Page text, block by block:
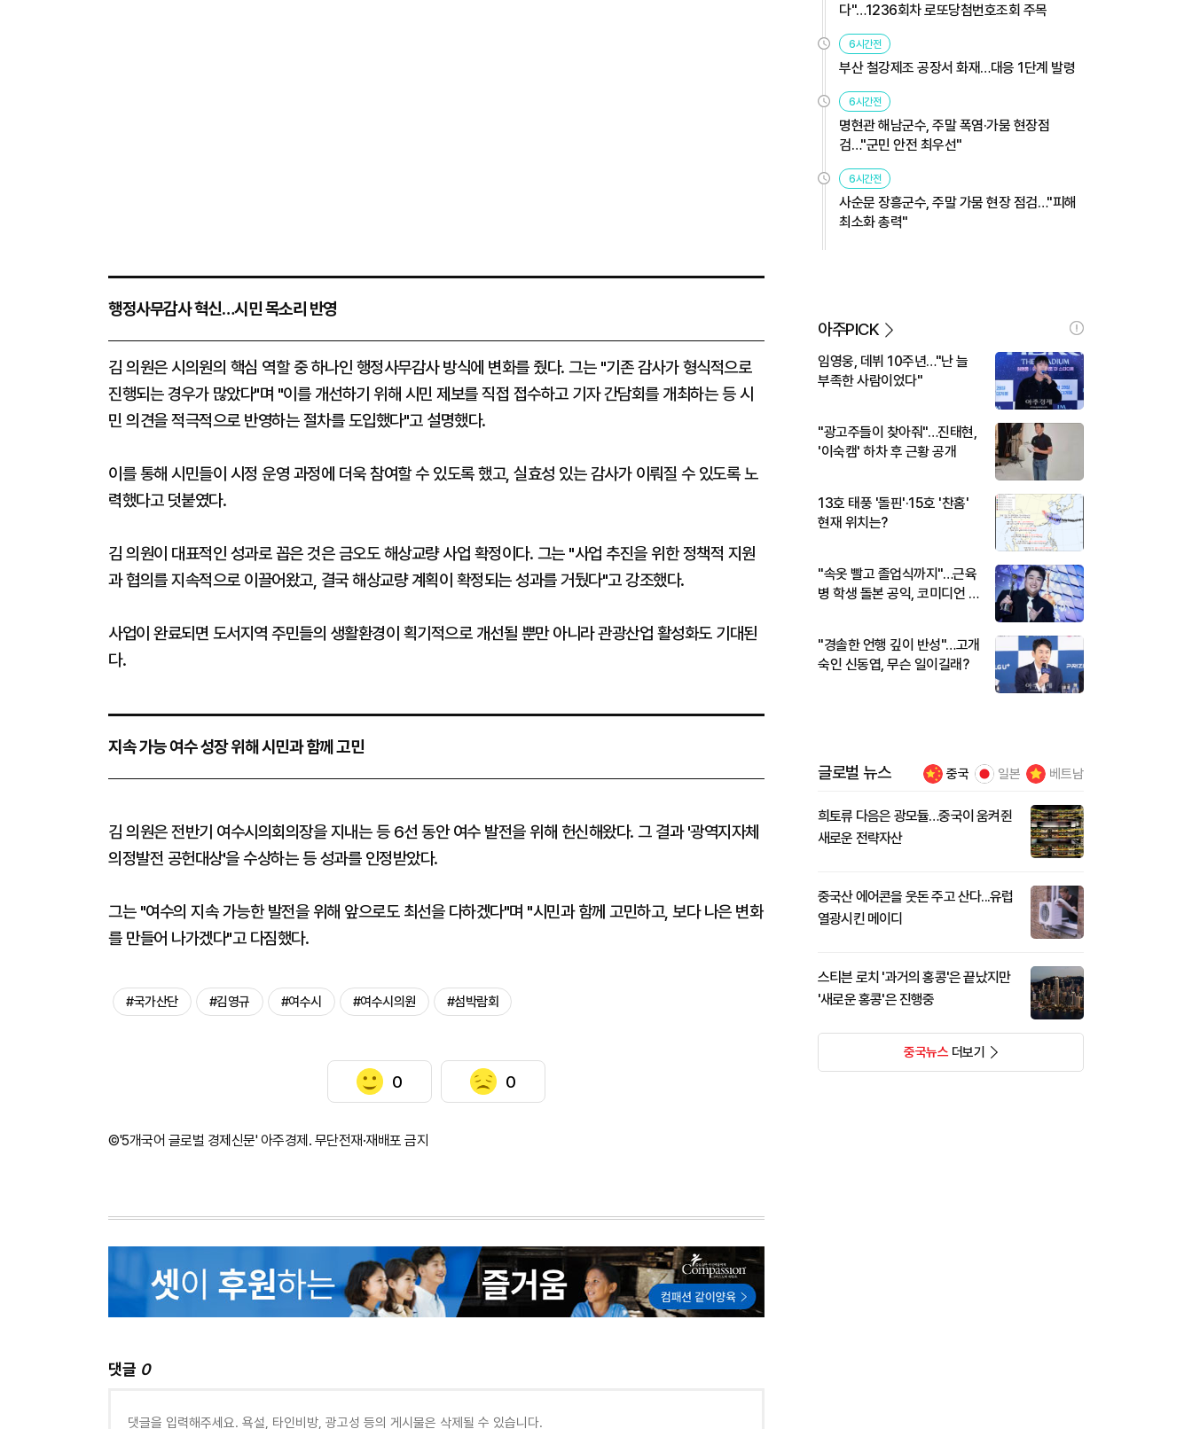
행정사무감사 혁신…시민 목소리 반영
김 의원은 시의원의 핵심 역할 중 하나인 행정사무감사 방식에 변화를 줬다. 그는 "기존 감사가 형식적으로
진행되는 경우가 많았다"며 "이를 개선하기 위해 시민 제보를 직접 접수하고 기자 간담회를 개최하는 등 시
민 의견을 적극적으로 반영하는 절차를 도입했다"고 설명했다.
이를 통해 시민들이 시정 운영 과정에 더욱 참여할 수 있도록 했고, 실효성 있는 감사가 이뤄질 수 있도록 노
력했다고 덧붙였다.
김 의원이 대표적인 성과로 꼽은 것은 금오도 해상교량 사업 확정이다. 그는 "사업 추진을 위한 정책적 지원
과 협의를 지속적으로 이끌어왔고, 결국 해상교량 계획이 확정되는 성과를 거뒀다"고 강조했다.
사업이 완료되면 도서지역 주민들의 생활환경이 획기적으로 개선될 뿐만 아니라 관광산업 활성화도 기대된
다.
지속 가능 여수 성장 위해 시민과 함께 고민
김 의원은 전반기 여수시의회의장을 지내는 등 6선 동안 여수 발전을 위해 헌신해왔다. 그 결과 '광역지자체
의정발전 공헌대상'을 수상하는 등 성과를 인정받았다.
그는 "여수의 지속 가능한 발전을 위해 앞으로도 최선을 다하겠다"며 "시민과 함께 고민하고, 보다 나은 변화
를 만들어 나가겠다"고 다짐했다.
#국가산단 #김영규 #여수시 #여수시의원 #섬박람회
0 0
©'5개국어 글로벌 경제신문' 아주경제. 무단전재·재배포 금지
댓글 0
다"…1236회차 로또당첨번호조회 주목
6시간전
부산 철강제조 공장서 화재…대응 1단계 발령
6시간전
명현관 해남군수, 주말 폭염·가뭄 현장점
검…"군민 안전 최우선"
6시간전
사순문 장흥군수, 주말 가뭄 현장 점검…"피해
최소화 총력"
아주PICK
임영웅, 데뷔 10주년…"난 늘
부족한 사람이었다"
"광고주들이 찾아줘"…진태현,
'이숙캠' 하차 후 근황 공개
13호 태풍 '돌핀'·15호 '찬홈'
현재 위치는?
"속옷 빨고 졸업식까지"…근육
병 학생 돌본 공익, 코미디언 김
"경솔한 언행 깊이 반성"…고개
숙인 신동엽, 무슨 일이길래?
글로벌 뉴스 중국 일본 베트남
희토류 다음은 광모듈…중국이 움켜쥔
새로운 전략자산
중국산 에어콘을 웃돈 주고 산다...유럽
열광시킨 메이디
스티븐 로치 '과거의 홍콩'은 끝났지만
'새로운 홍콩'은 진행중
중국뉴스더보기